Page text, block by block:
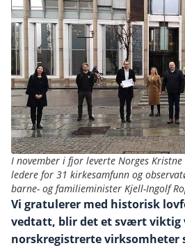
I november i fjor leverte Norges
ledere for 31 kirkesamfunn og
barne- og familieminister Kjell-Ingolf
Vi gratulerer med historisk
vedtatt, blir det et svært viktig
norskregistrerte virksomheter